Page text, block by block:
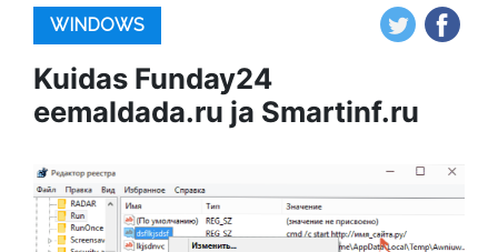
WINDOWS
Kuidas Funday24
eemaldada.ru ja Smartinf.ru